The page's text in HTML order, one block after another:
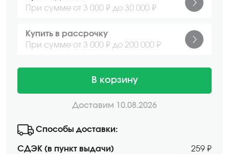
При сумме от 3 000 ₽ до 30 000 ₽
Купить в рассрочку
При сумме от 3 000 ₽ до 200 000 ₽
В корзину
Доставим 10.08.2026
Способы доставки:
СДЭК (в пункт выдачи) 259 ₽